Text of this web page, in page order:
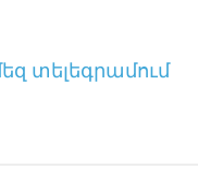
տելեգրամում